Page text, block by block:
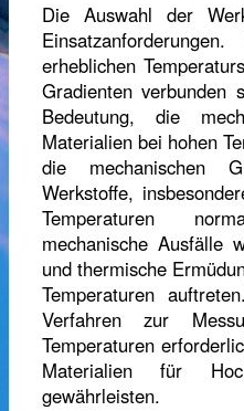
Die Auswahl der
erheblichen
Gradienten verbunden
Bedeutung, die
Materialien bei hohen
die mechanischen
Werkstoffe,
Temperaturen
mechanische Ausfälle
und thermische
Temperaturen
Verfahren zur
Temperaturen
Materialien für
gewährleisten.